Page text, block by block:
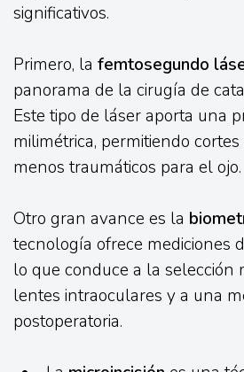
significativos.
Primero, la femtosegundo
panorama de la cirugía de
Este tipo de láser aporta una
milimétrica, permitiendo
menos traumáticos para el ojo.
Otro gran avance es la
tecnología ofrece mediciones
lo que conduce a la selección
lentes intraoculares y a una
postoperatoria.